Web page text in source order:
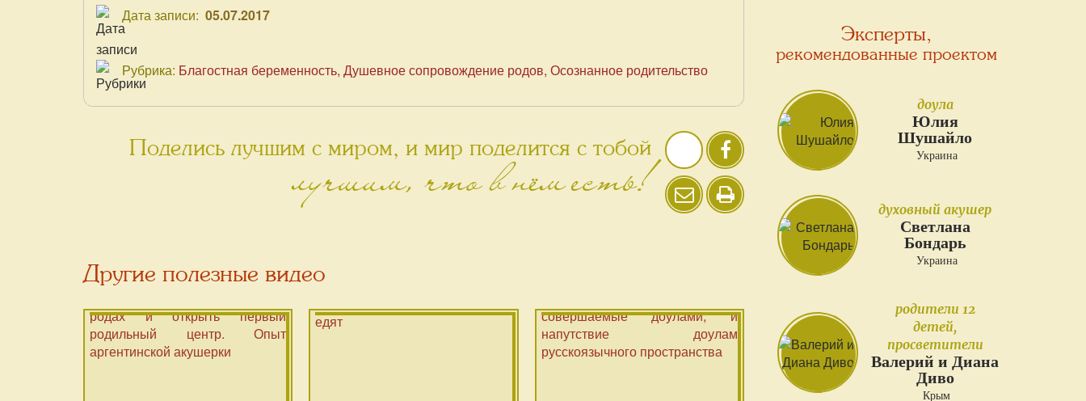
Дата записи: 05.07.2017
Рубрика: Благостная беременность Душевное сопровождение родов Осознанное родительство
Поделись лучшим с миром, и мир поделится с тобой
лучшим, что в нём есть!
Другие полезные видео
Эксперты,
рекомендованные проектом
доула
Юлия
Шушайло
Украина
духовный акушер
Светлана
Бондарь
Украина
родители 12
детей,
просветители
Валерий и Диана
Диво
Крым